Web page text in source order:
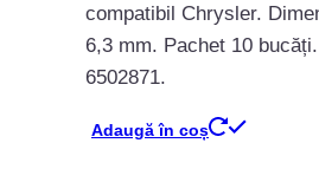
compatibil Chrysler.
6,3 mm. Pachet 10
6502871.
Adaugă în coș